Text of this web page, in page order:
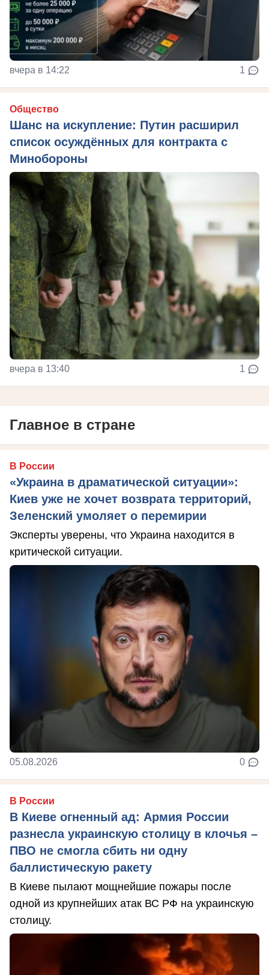
вчера в 14:22 1
Общество
Шанс на искупление: Путин расширил
список осуждённых для контракта с
Минобороны
вчера в 13:40 1
Главное в стране
В России
«Украина в драматической ситуации»:
Киев уже не хочет возврата территорий,
Зеленский умоляет о перемирии
Эксперты уверены, что Украина находится в
критической ситуации.
05.08.2026 0
В России
В Киеве огненный ад: Армия России
разнесла украинскую столицу в клочья –
ПВО не смогла сбить ни одну
баллистическую ракету
В Киеве пылают мощнейшие пожары после
одной из крупнейших атак ВС РФ на украинскую
столицу.